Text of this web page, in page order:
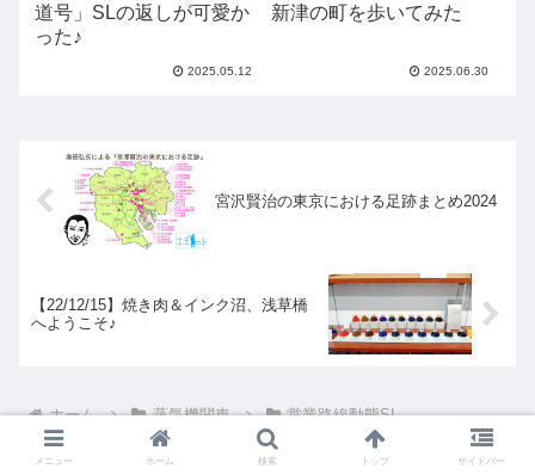
道号」SLの返しが可愛か
った♪
2025.05.12
新津の町を歩いてみた
2025.06.30
宮沢賢治の東京における足跡まとめ2024
【22/12/15】焼き肉＆インク沼、浅草橋
へようこそ♪
ホーム 蒸気機関車 営業路線動態SL
メニュー ホーム 検索 トップ サイドバー